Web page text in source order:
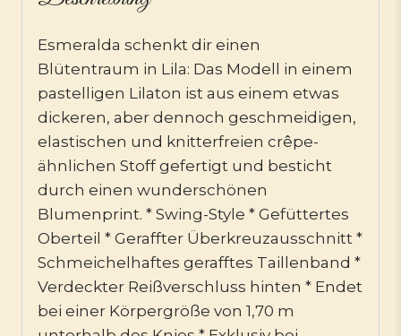
Esmeralda schenkt dir einen
Blütentraum in Lila: Das Modell in einem
pastelligen Lilaton ist aus einem etwas
dickeren, aber dennoch geschmeidigen,
elastischen und knitterfreien crêpe-
ähnlichen Stoff gefertigt und besticht
durch einen wunderschönen
Blumenprint. * Swing-Style * Gefüttertes
Oberteil * Geraffter Überkreuzausschnitt *
Schmeichelhaftes gerafftes Taillenband *
Verdeckter Reißverschluss hinten * Endet
bei einer Körpergröße von 1,70 m